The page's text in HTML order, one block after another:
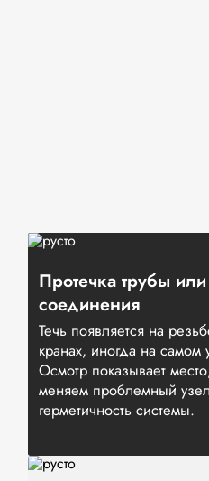
Протечка трубы или
соединения
Течь появляется на
кранах, иногда на самом
Осмотр показывает
меняем проблемный
герметичность системы.